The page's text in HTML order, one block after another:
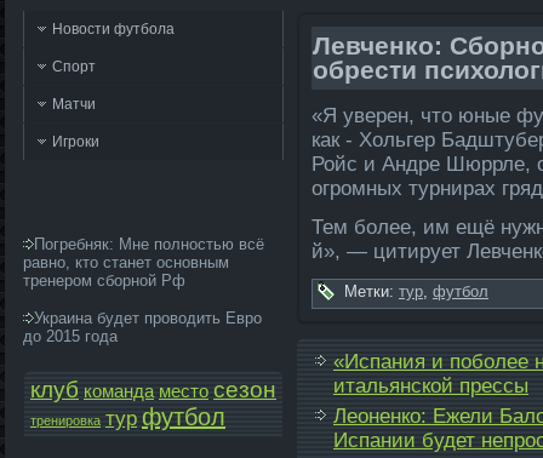
Новости футбола
Спорт
Матчи
Игроки
Погребняк: Мне полностью всё
равно, кто станет основным
тренером сборной Рф
Украина будет проводить Евро
до 2015 года
клуб команда­ место сезон
тренировка тур футбол
Левченко:
обрести
«Я уверен, что юные
как - Хольгер
Ройс и Андре Шюррле­,
огромных турнирах
Тем боле­е, им ещё
й», — цитирует
Метки: тур, футбол
«Испания и поболе­е
итальянской прессы
Леоненко: Ежели
Испании будет